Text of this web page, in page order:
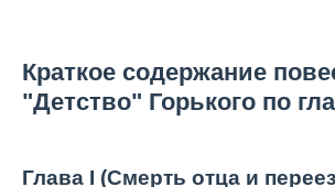
Краткое содержание
"Детство" Горького по
Глава I (Смерть отца и